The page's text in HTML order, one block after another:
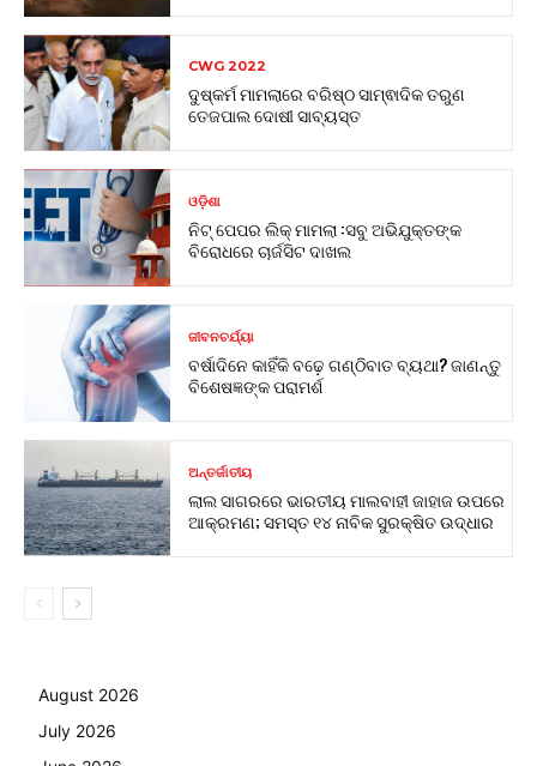
CWG 2022
ଦୁଷ୍କର୍ମ ମାମଲାରେ ବରିଷ୍ଠ ସାମ୍ଵାଦିକ ତରୁଣ
ତେଜପାଲ ଦୋଷୀ ସାବ୍ୟସ୍ତ
ଓଡ଼ିଶା
ନିଟ୍ ପେପର ଲିକ୍ ମାମଲା :ସବୁ ଅଭିଯୁକ୍ତଙ୍କ
ବିରୋଧରେ ଚାର୍ଜସିଟ ଦାଖଲ
ଜୀବନଚର୍ଯ୍ୟା
ବର୍ଷାଦିନେ କାହିଁକି ବଢ଼େ ଗଣ୍ଠିବାତ ବ୍ୟଥା? ଜାଣନ୍ତୁ
ବିଶେଷଜ୍ଞଙ୍କ ପରାମର୍ଶ
ଅନ୍ତର୍ଜାତୀୟ
ଲାଲ ସାଗରରେ ଭାରତୀୟ ମାଲବାହୀ ଜାହାଜ ଉପରେ
ଆକ୍ରମଣ; ସମସ୍ତ ୧୪ ନାବିକ ସୁରକ୍ଷିତ ଉଦ୍ଧାର
August 2026
July 2026